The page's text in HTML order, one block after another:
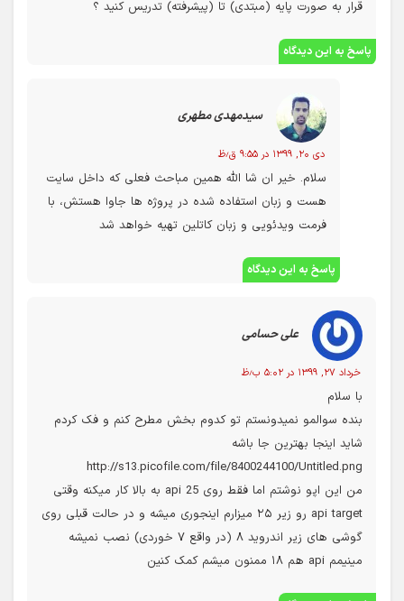
یا
قرار به صورت پایه (مبتدی) تا (پیشرفته) تدریس کنید ؟
سیدمهدی مطهری
دی ۲۰, ۱۳۹۹ در ۹:۵۵ ق٫ظ
سلام. خیر ان شا الله همین مباحث فعلی که داخل سایت
هست و زبان استفاده شده در پروژه ها جاوا هستش، با
فرمت ویدئویی و زبان کاتلین تهیه خواهد شد
علی حسامی
خرداد ۲۷, ۱۳۹۹ در ۵:۰۲ ب٫ظ
با سلام
بنده سوالمو نمیدونستم تو کدوم بخش مطرح کنم و فک کردم
شاید اینجا بهترین جا باشه
http://s13.picofile.com/file/8400244100/Untitled.png
من این اپو نوشتم اما فقط روی api 25 به بالا کار میکنه وقتی
api target رو زیر ۲۵ میزارم اینجوری میشه و در حالت قبلی روی
گوشی های زیر اندروید ۸ (در واقع ۷ خوردی) نصب نمیشه
مینیمم api هم ۱۸ ممنون میشم کمک کنین